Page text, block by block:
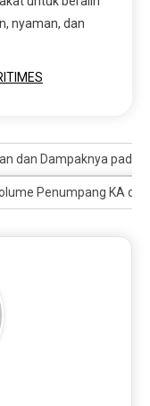
nyaman, dan
dan Dampaknya pada
Penumpang KA di